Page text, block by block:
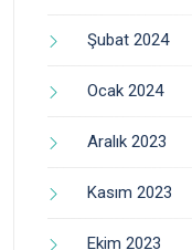
Şubat 2024
Ocak 2024
Aralık 2023
Kasım 2023
Ekim 2023